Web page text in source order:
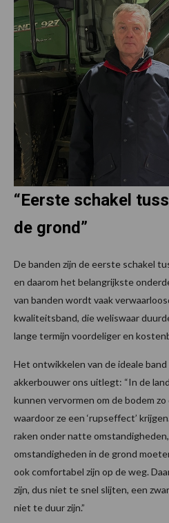
“Eerste schakel
de grond”
De banden zijn de eerste schakel
en daarom het belangrijkste
van banden wordt vaak
kwaliteitsband, die weliswaar
lange termijn voordeliger en
Het ontwikkelen van de ideale band
akkerbouwer ons uitlegt: “In de
kunnen vervormen om de bodem
waardoor ze een ‘rupseffect’
raken onder natte
omstandigheden in de grond
ook comfortabel zijn op de weg.
zijn, dus niet te snel slijten, een
niet te duur zijn.”